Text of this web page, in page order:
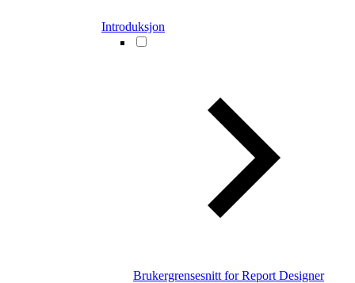
Introduksjon
Brukergrensesnitt for Report Designer